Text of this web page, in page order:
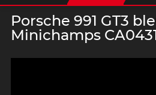
Porsche 991 GT3
Minichamps